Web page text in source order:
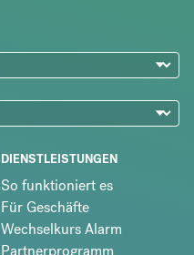
DIENSTLEISTUNGEN
So funktioniert es
Für Geschäfte
Wechselkurs Alarm
Partnerprogramm